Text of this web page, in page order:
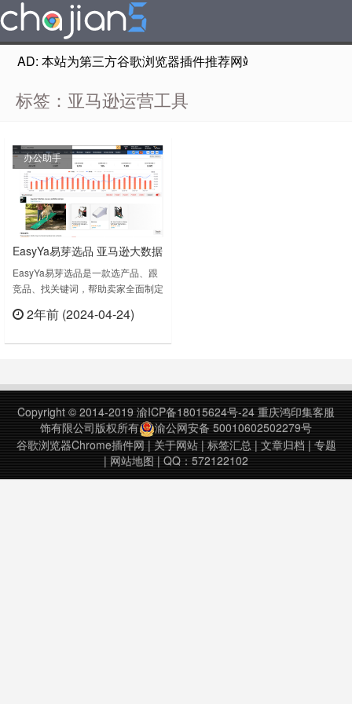
AD: 本站为第三方谷歌浏览器插件推荐网站，非Google
标签：亚马逊运营工具
办公助手
EasyYa易芽选品 亚马逊大数据
选品&运营工具
EasyYa易芽选品是一款选产品、跟
竞品、找关键词，帮助卖家全面制定
端通用（插件端+Web端+小程
等指标，快速找到符合您选品预期的
商品、Listing、品牌以及卖家。分析
竞对品类的……
2年前 (2024-04-24)
Copyright © 2014-2019 渝ICP备18015624号-24 重庆鸿印集客服
饰有限公司版权所有
渝公网安备 50010602502279号
谷歌浏览器Chrome插件网 | 关于网站| 标签汇总| 文章归档 | 专题
| 网站地图 | QQ：572122102